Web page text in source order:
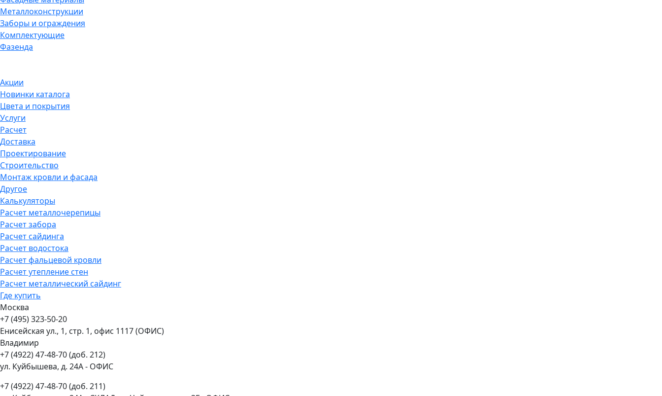
Металлоконструкции
Заборы и ограждения
Комплектующие
Фазенда
Акции
Новинки каталога
Цвета и покрытия
Услуги
Расчет
Доставка
Проектирование
Строительство
Монтаж кровли и фасада
Другое
Калькуляторы
Расчет металлочерепицы
Расчет забора
Расчет сайдинга
Расчет водостока
Расчет фальцевой кровли
Расчет утепление стен
Расчет металлический сайдинг
Где купить
Москва
+7 (495) 323-50-20
Енисейская ул., 1, стр. 1, офис 1117 (ОФИС)
Владимир
+7 (4922) 47-48-70 (доб. 212)
ул. Куйбышева, д. 24А - ОФИС
+7 (4922) 47-48-70 (доб. 211)